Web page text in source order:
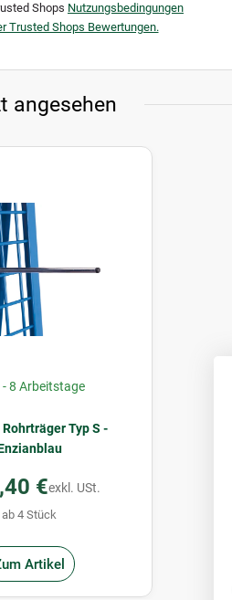
Shops Nutzungsbedingungen
Trusted Shops Bewertungen.
angesehen
- 8 Arbeitstage
Typ S -
€exkl. USt.
ab 4 Stück
Artikel